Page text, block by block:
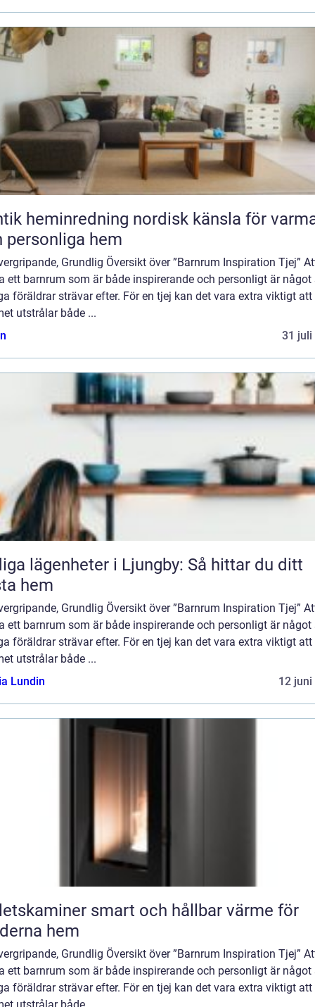
nordisk känsla för varma
personliga hem
Grundlig Översikt över ”Barnrum Inspiration Tjej”
ett barnrum som är både inspirerande och personligt är något
föräldrar strävar efter. För en tjej kan det vara extra viktigt att
utstrålar både ...
31 juli
lägenheter i Ljungby: Så hittar du ditt
hem
Grundlig Översikt över ”Barnrum Inspiration Tjej”
ett barnrum som är både inspirerande och personligt är något
föräldrar strävar efter. För en tjej kan det vara extra viktigt att
utstrålar både ...
Lundin
12 juni
smart och hållbar värme för
hem
Grundlig Översikt över ”Barnrum Inspiration Tjej”
ett barnrum som är både inspirerande och personligt är något
föräldrar strävar efter. För en tjej kan det vara extra viktigt att